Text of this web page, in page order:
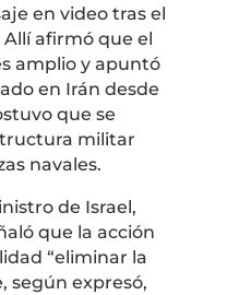
en video tras el
afirmó que el
amplio y apuntó
en Irán desde
que se
militar
navales.
de Israel,
que la acción
“eliminar la
según expresó,